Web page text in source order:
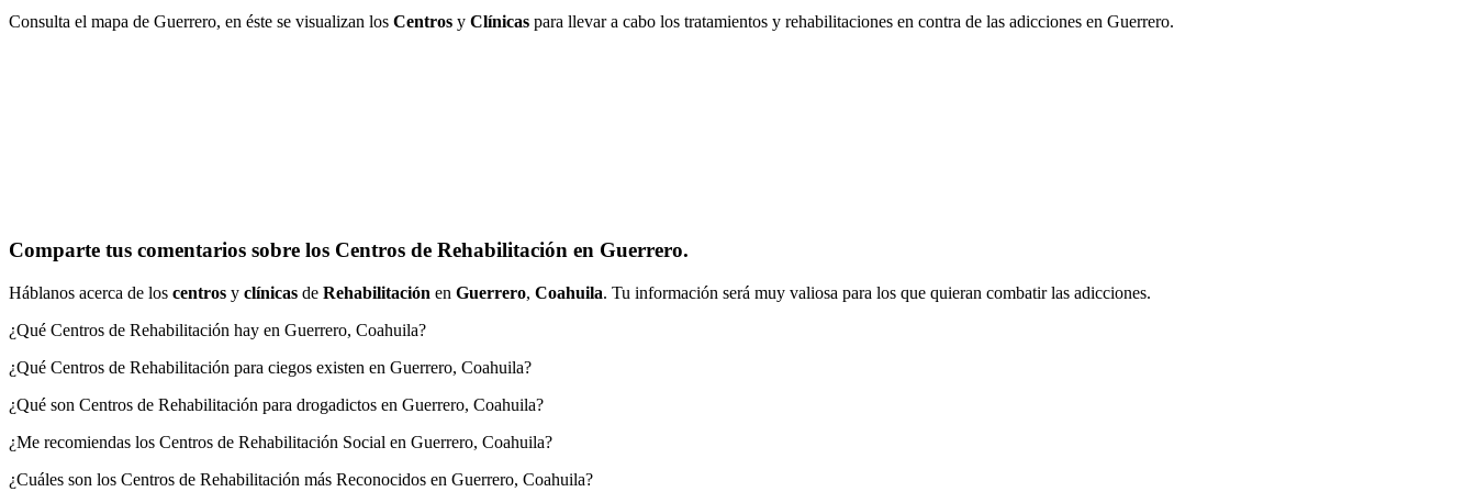
Consulta el mapa de Guerrero, en éste se visualizan los Centros y Clínicas para llevar a cabo los tratamientos y rehabilitaciones en contra de las adicciones en Guerrero.
Comparte tus comentarios sobre los Centros de Rehabilitación en Guerrero.
Háblanos acerca de los centros y clínicas de Rehabilitación en Guerrero, Coahuila. Tu información será muy valiosa para los que quieran combatir las adicciones.
¿Qué Centros de Rehabilitación hay en Guerrero, Coahuila?
¿Qué Centros de Rehabilitación para ciegos existen en Guerrero, Coahuila?
¿Qué son Centros de Rehabilitación para drogadictos en Guerrero, Coahuila?
¿Me recomiendas los Centros de Rehabilitación Social en Guerrero, Coahuila?
¿Cuáles son los Centros de Rehabilitación más Reconocidos en Guerrero, Coahuila?